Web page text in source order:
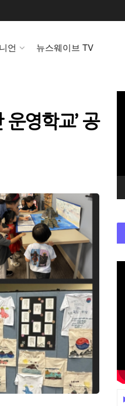
언 뉴스웨이브 TV
영학교’ 공